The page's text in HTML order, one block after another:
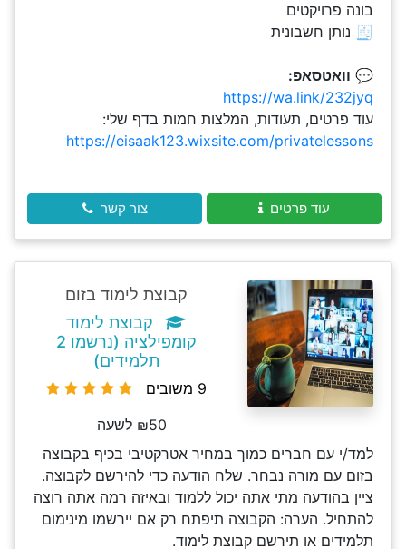
בונה פרויקטים
🧾 נותן חשבונית
💬 וואטסאפ:
https://wa.link/232jyq
עוד פרטים, תעודות, המלצות חמות בדף שלי:
https://eisaak123.wixsite.com/privatelessons
עוד פרטים צור קשר
קבוצת לימוד בזום
קבוצת לימוד
קומפילציה (נרשמו 2
תלמידים)
9 משובים
₪50 לשעה
למד/י עם חברים כמוך במחיר אטרקטיבי בכיף בקבוצה
בזום עם מורה נבחר. שלח הודעה כדי להירשם לקבוצה.
ציין בהודעה מתי אתה יכול ללמוד ובאיזה רמה אתה רוצה
להתחיל. הערה: הקבוצה תיפתח רק אם יירשמו מינימום
תלמידים או תירשם קבוצת לימוד.